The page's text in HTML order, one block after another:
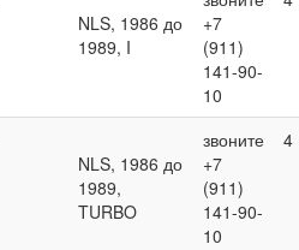
NLS, 1986 до
1989, I
+7
(911)
141-90-
10
NLS, 1986 до
1989,
TURBO
звоните
+7
(911)
141-90-
10
4